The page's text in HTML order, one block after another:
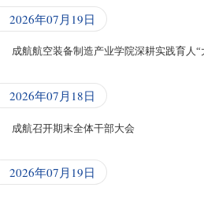
2026年07月19日
成航航空装备制造产业学院深耕实践育人“
2026年07月18日
成航召开期末全体干部大会
2026年07月19日